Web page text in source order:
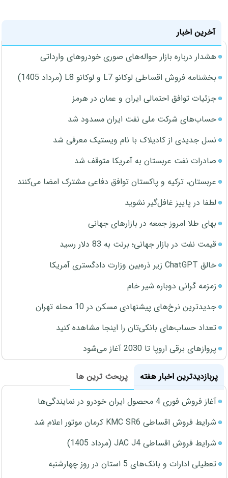
آخرین اخبار
هشدار درباره بازار حواله‌های صوری خودروهای وارداتی
بخشنامه فروش اقساطی لوکانو L7 و لوکانو L8 (مرداد 1405)
جزئیات توافق احتمالی ایران و عمان در هرمز
حساب‌های شرکت ملی نفت ایران مسدود شد
نسل جدیدی از کادیلاک با نام ویستیک معرفی شد
صادرات نفت عربستان به آمریکا متوقف شد
عربستان، ترکیه و پاکستان توافق دفاعی مشترک امضا می‌کنند
لطفا در پاییز غافل‌گیر نشوید
بهای طلا امروز جمعه در بازارهای جهانی
قیمت نفت در بازار جهانی؛ برنت به 83 دلار رسید
خالق ChatGPT زیر ذره‌بین وزارت دادگستری آمریکا
زمزمه گرانی دوباره شیر خام
جدیدترین نرخ‌های پیشنهادی مسکن در 10 محله تهران
تعداد حساب‌های بانکی‌تان را اینجا مشاهده کنید
پروازهای برقی اروپا تا 2030 آغاز می‌شود
پربازدیدترین اخبار هفته
پربحث ترین ها
آغاز فروش فوری 4 محصول ایران خودرو در نمایندگی‌ها
شرایط فروش اقساطی KMC SR6 کرمان موتور اعلام شد
شرایط فروش اقساطی JAC J4 (مرداد 1405)
تعطیلی ادارات و بانک‌های 5 استان در روز چهارشنبه